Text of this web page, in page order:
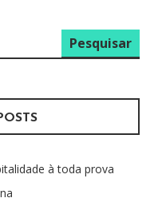
à toda prova